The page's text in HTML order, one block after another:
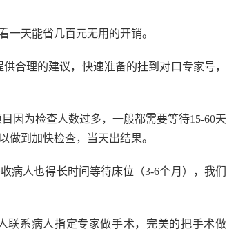
一天能省几百元无用的开销。
合理的建议，快速准备的挂到对口专家号，
因为检查人数过多，一般都需要等待15-60天
做到加快检查，当天出结果。
病人也得长时间等待床位（3-6个月），我们
联系病人指定专家做手术，完美的把手术做